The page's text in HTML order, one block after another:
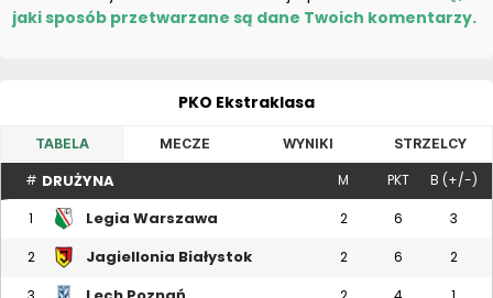
jaki sposób przetwarzane są dane Twoich komentarzy.
PKO Ekstraklasa
TABELA MECZE WYNIKI STRZELCY
# DRUŻYNA M PKT B (+/-)
1 Legia Warszawa 2 6 3
2 Jagiellonia Białystok 2 6 2